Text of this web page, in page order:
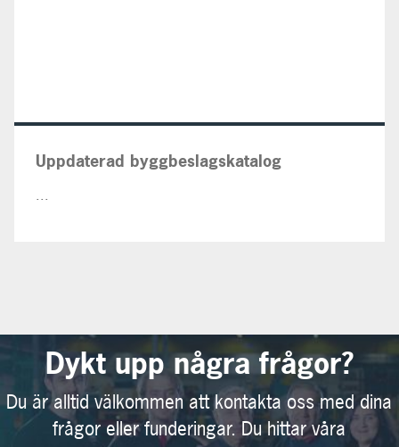
Uppdaterad byggbeslagskatalog
...
Dykt upp några frågor?
Du är alltid välkommen att kontakta oss med dina
frågor eller funderingar. Du hittar våra